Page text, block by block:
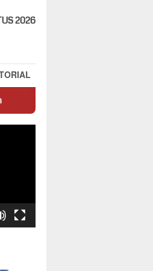
2026
Hambat Arus Lalu Lintas di Jalan